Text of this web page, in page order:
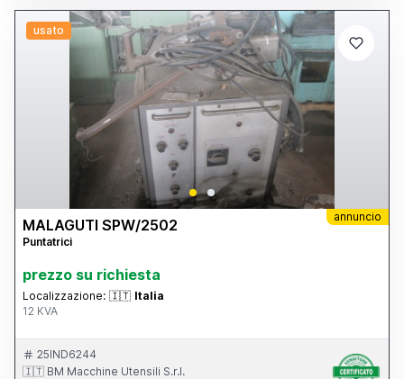
usato
annuncio
MALAGUTI SPW/2502
Puntatrici
prezzo su richiesta
Localizzazione: 🇮🇹 Italia
12 KVA
25IND6244
🇮🇹 BM Macchine Utensili S.r.l.